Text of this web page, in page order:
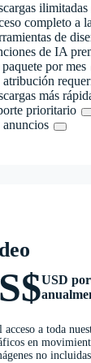
ilimitadas
completo a
de
de IA
por mes
atribución
más
prioritario
anuncios
USD
acceso a toda
en
no